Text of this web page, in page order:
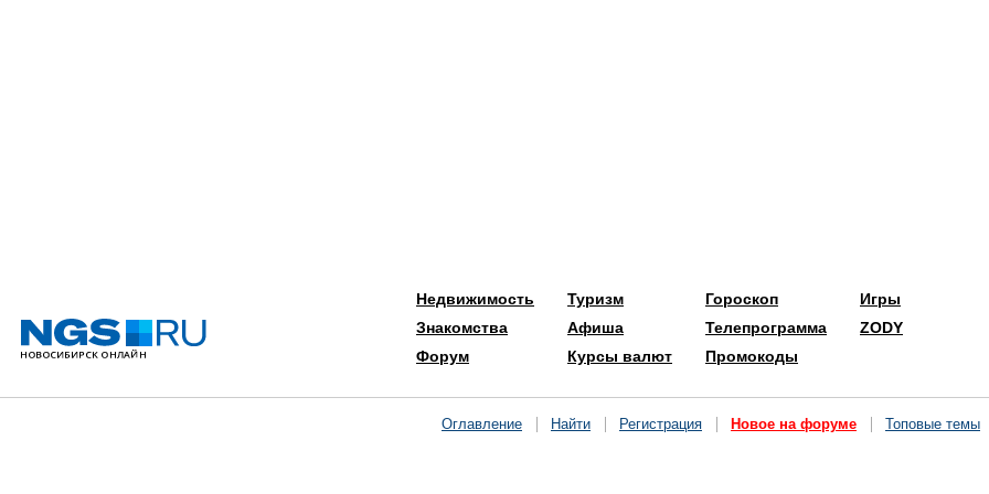
Недвижимость
Знакомства
Форум
Туризм
Афиша
Курсы валют
Гороскоп
Телепрограмма
Промокоды
Игры
ZODY
Оглавление Найти Регистрация Новое на форуме Топовые темы